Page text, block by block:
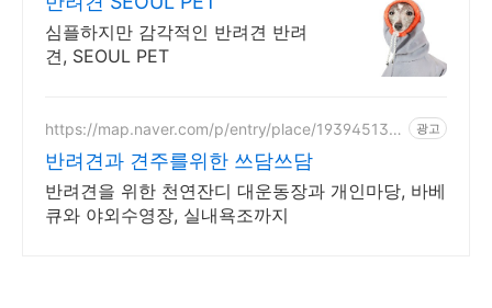
심플하지만 감각적인 반려견 반려
견, SEOUL PET
https://map.naver.com/p/entry/place/193945136
광고
반려견과 견주를위한 쓰담쓰담
반려견을 위한 천연잔디 대운동장과 개인마당, 바베
큐와 야외수영장, 실내욕조까지